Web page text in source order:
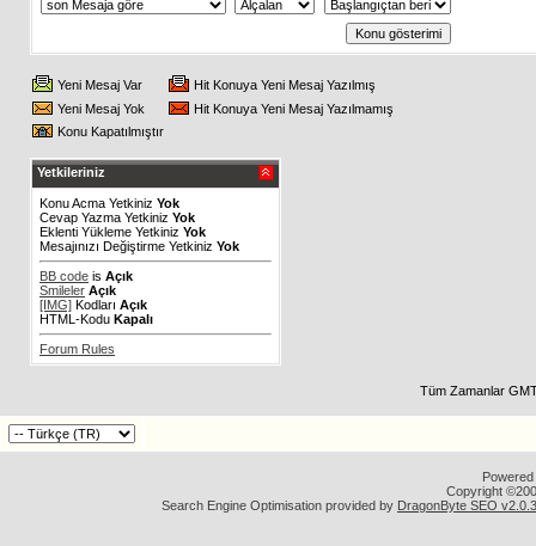
Yeni Mesaj Var
Hit Konuya Yeni Mesaj Yazılmış
Yeni Mesaj Yok
Hit Konuya Yeni Mesaj Yazılmamış
Konu Kapatılmıştır
Yetkileriniz
Konu Acma Yetkiniz Yok
Cevap Yazma Yetkiniz Yok
Eklenti Yükleme Yetkiniz Yok
Mesajınızı Değiştirme Yetkiniz Yok
BB code is Açık
Smileler Açık
[IMG] Kodları Açık
HTML-Kodu Kapalı
Forum Rules
Tüm Zamanlar
Copyright
Search Engine Optimisation provided by DragonByte SEO